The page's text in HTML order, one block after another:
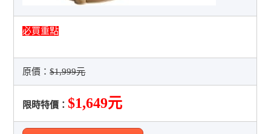
必買重點
原價：$1,999元
限時特價：$1,649元